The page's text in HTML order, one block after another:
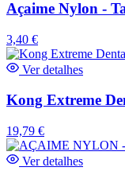
Açaime Nylon -
3,40 €
Ver detalhes
Kong Extreme
19,79 €
Ver detalhes